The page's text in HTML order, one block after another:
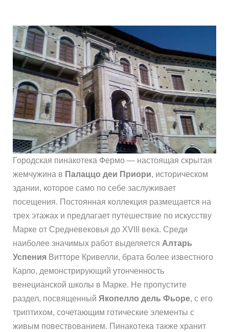
Городская пинакотека Фермо — настоящая скрытая
жемчужина в Палаццо деи Приори, историческом
здании, которое само по себе заслуживает
посещения. Постоянная коллекция размещается на
трех этажах и предлагает путешествие по искусству
Марке от Средневековья до XVIII века. Среди
наиболее значимых работ выделяется Алтарь
УспенияВитторе Кривелли, брата более известного
Карло, демонстрирующий утонченность
венецианской школы в Марке. Не пропустите
раздел, посвященный Якопелло дель Фьоре, с его
триптихом, сочетающим готические элементы с
живым повествованием. Пинакотека также хранит